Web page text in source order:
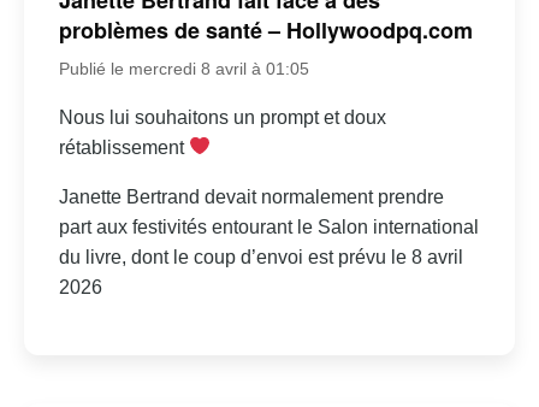
problèmes de santé – Hollywoodpq.com
Publié le mercredi 8 avril à 01:05
Nous lui souhaitons un prompt et doux
rétablissement
Janette Bertrand devait normalement prendre
part aux festivités entourant le Salon international
du livre, dont le coup d’envoi est prévu le 8 avril
2026